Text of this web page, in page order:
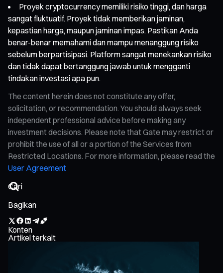
Proyek cryptocurrency memiliki risiko tinggi, dan harga
sangat fluktuatif. Proyek tidak memberikan jaminan,
kepastian harga, maupun jaminan impas. Pastikan Anda
benar-benar memahami dan mampu menanggung risiko
sebelum berpartisipasi. Platform sangat menekankan risiko
dan tidak dapat bertanggung jawab untuk mengganti
tindakan investasi apa pun.
The content herein does not constitute any offer,
solicitation, or recommendation. You should always seek
independent professional advice before making any
investment decisions. Please note that Gate may restrict or
prohibit the use of all or a portion of the Services from
Restricted Locations. For more information, please read the
User Agreement
Bagikan
Konten
Artikel terkait